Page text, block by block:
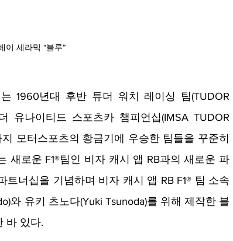
이 세라믹 “블루”
1960년대 후반 튜더 워치 레이싱 팀(TUDOR
유나이티드 스포츠카 챔피언십(IMSA TUDOR
모터스포츠의 황금기에 우승한 팀들을 꾸준히
로운 F1®팀인 비자 캐시 앱 RB과의 새로운 파
너십을 기념하며 비자 캐시 앱 RB F1® 팀 소속
와 유키 츠노다(Yuki Tsunoda)를 위해 제작한 블
바 있다.